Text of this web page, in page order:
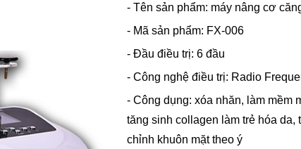
- Tên sản phẩm: máy nâng cơ
- Mã sản phẩm: FX-006
- Đầu điều trị: 6 đầu
- Công nghệ điều trị: Radio
- Công dụng: xóa nhăn, làm mềm
tăng sinh collagen làm trẻ hóa da,
chỉnh khuôn mặt theo ý